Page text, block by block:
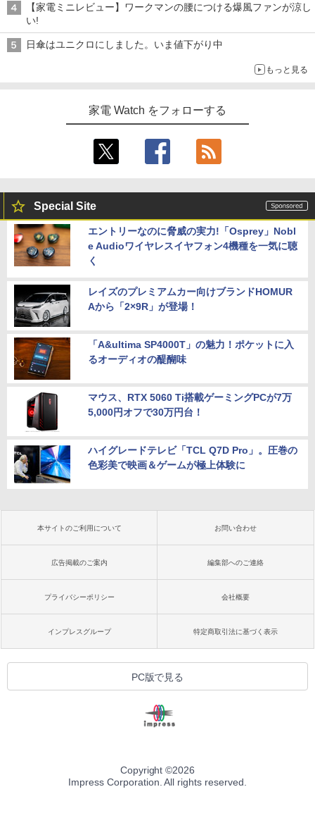
【家電ミニレビュー】ワークマンの腰につける爆風ファンが涼し
い!
日傘はユニクロにしました。いま値下がり中
もっと見る
家電 Watch をフォローする
Special Site
エントリーなのに脅威の実力!「Osprey」Nobl
e Audioワイヤレスイヤフォン4機種を一気に聴
く
レイズのプレミアムカー向けブランドHOMUR
Aから「2×9R」が登場！
「A&ultima SP4000T」の魅力！ポケットに入
るオーディオの醍醐味
マウス、RTX 5060 Ti搭載ゲーミングPCが7万
5,000円オフで30万円台！
ハイグレードテレビ「TCL Q7D Pro」。圧巻の
色彩美で映画＆ゲームが極上体験に
本サイトのご利用について お問い合わせ
広告掲載のご案内 編集部へのご連絡
プライバシーポリシー 会社概要
インプレスグループ 特定商取引法に基づく表示
PC版で見る
Copyright ©2026
Impress Corporation. All rights reserved.